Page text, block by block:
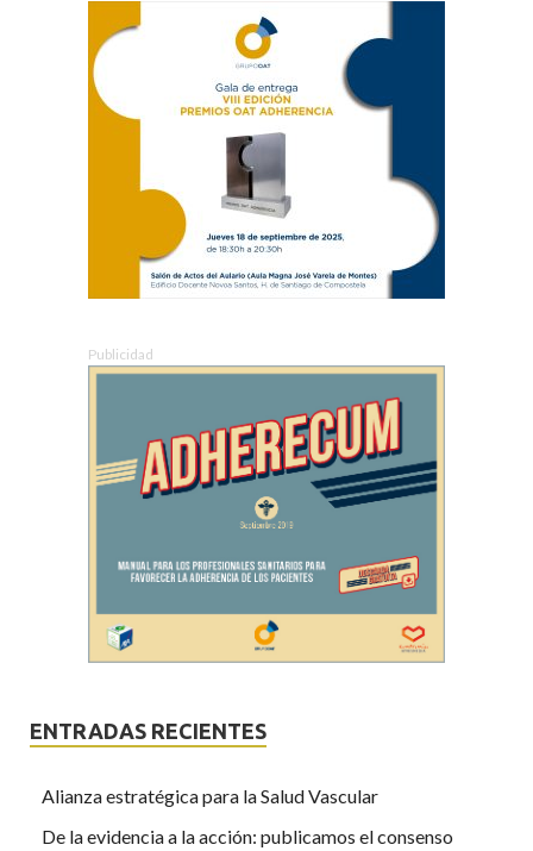
Publicidad
ENTRADAS RECIENTES
Alianza estratégica para la Salud Vascular
De la evidencia a la acción: publicamos el consenso